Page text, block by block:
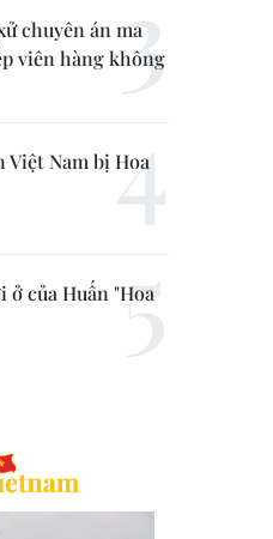
chuyên án ma
viên hàng không
Việt Nam bị Hoa
ở của Huấn "Hoa